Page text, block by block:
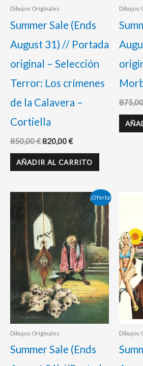
Dibujos Originales
Summer Sale (Ends
August 31) // Portada
original – Selección
Terror: Los crímenes
de la Calavera –
Cortiella
850,00€820,00€
AÑADIR AL CARRITO
Dibujos
¡Oferta!
Dibujos Originales
Summer Sale (Ends
El
original
era:
850,00 €.
precio
actual
es:
830,00 €.
Dibujos